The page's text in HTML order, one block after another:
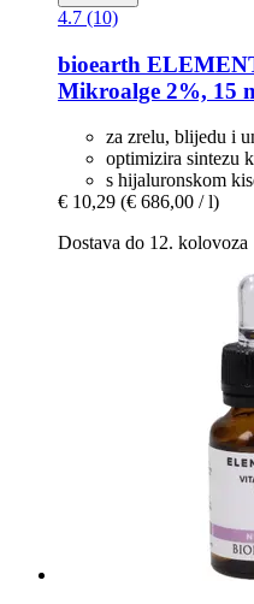
4.7 (10)
bioearth
Mikroalge 2%, 15
za zrelu, blijedu i
optimizira sintezu
s hijaluronskom
€ 10,29 (€ 686,00 / l)
Dostava do 12. kolovoza